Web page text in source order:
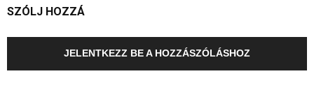
SZÓLJ HOZZÁ
JELENTKEZZ BE A HOZZÁSZÓLÁSHOZ